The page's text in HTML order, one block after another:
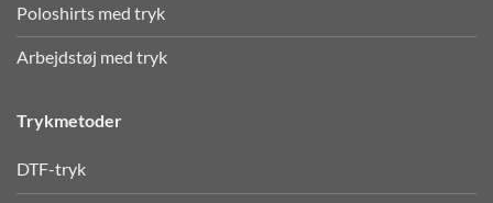
Poloshirts med tryk
Arbejdstøj med tryk
Trykmetoder
DTF-tryk